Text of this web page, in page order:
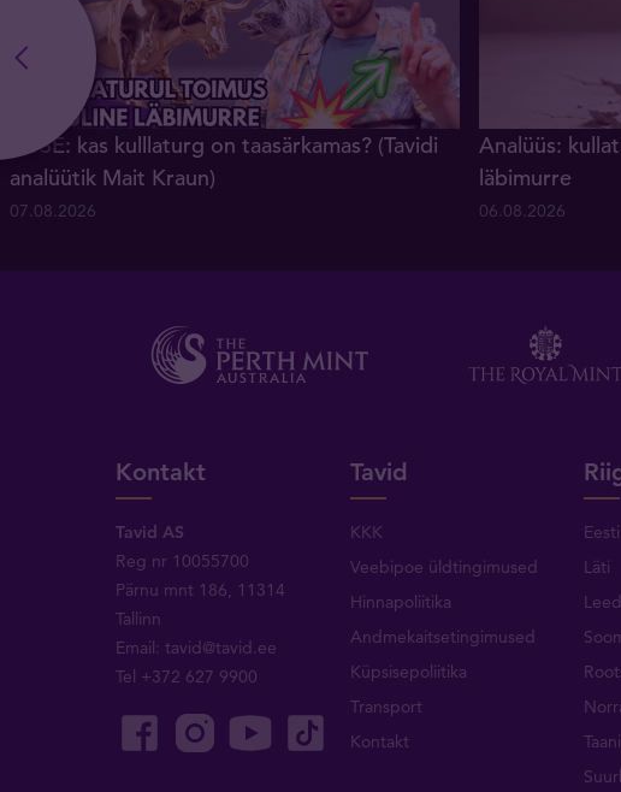
OTSE: kas kulllaturg on taasärkamas? (Tavidi
analüütik Mait Kraun)
07.08.2026
Analüüs:
läbimurre
06.08.2026
Kontakt
Tavid AS
Reg nr 10055700
Pärnu mnt 186, 11314
Tallinn
Email:tavid@tavid.ee
Tel +372 627 9900
Tavid
KKK
Veebipoe üldtingimused
Hinnapoliitika
Andmekaitsetingimused
Küpsisepoliitika
Transport
Kontakt
Eesti
Läti
Taani